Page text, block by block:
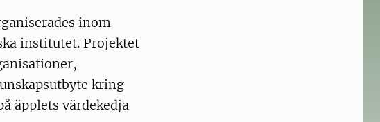
inom
institutet. Projektet
kring
äpplets värdekedja